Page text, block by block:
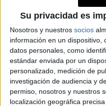
Su privacidad es
Nosotros y nuestros socios
información en un dispositivo,
datos personales, como
estándar enviada por un
personalizado, medición de
investigación de audiencia y
permiso, nosotros y nuestros
localización geográfica
Weekend
Look
Luz Mía
© Perfil.com 2006-2019 -
Registro de